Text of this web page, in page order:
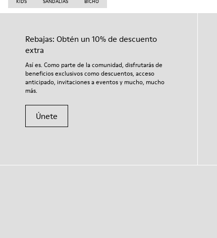
Rebajas: Obtén un 10% de descuento
extra
Así es. Como parte de la comunidad, disfrutarás de
beneficios exclusivos como descuentos, acceso
anticipado, invitaciones a eventos y mucho, mucho
más.
Únete